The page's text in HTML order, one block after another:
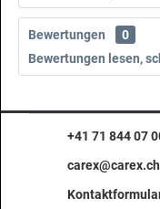
Bewertungen
0
Bewertungen lesen,
+41 71 844 07
carex@carex.ch